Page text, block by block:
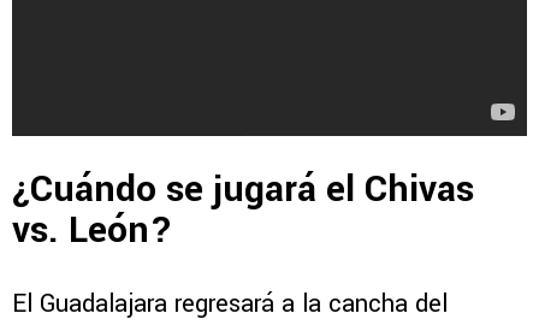
¿Cuándo se jugará el Chivas
vs. León?
El Guadalajara regresará a la cancha del